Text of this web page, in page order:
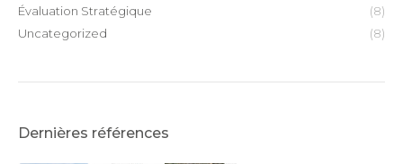
Évaluation Stratégique
(8)
Uncategorized
(8)
Dernières références